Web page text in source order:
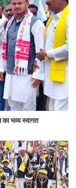
का भव्य स्वागत